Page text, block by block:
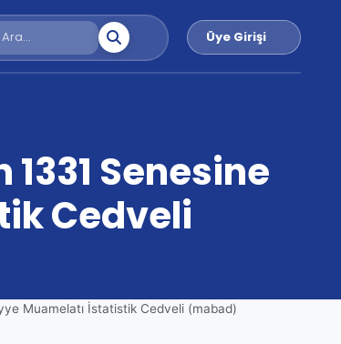
Üye Girişi
Senesine
Cedveli
Muamelatı İstatistik Cedveli (mabad)